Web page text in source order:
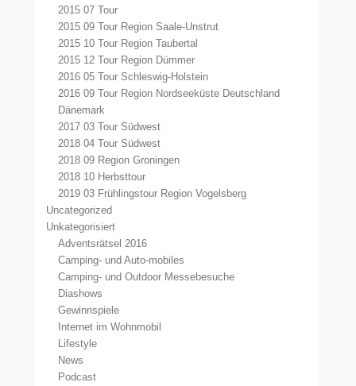
2015 07 Tour
2015 09 Tour Region Saale-Unstrut
2015 10 Tour Region Taubertal
2015 12 Tour Region Dümmer
2016 05 Tour Schleswig-Holstein
2016 09 Tour Region Nordseeküste Deutschland
Dänemark
2017 03 Tour Südwest
2018 04 Tour Südwest
2018 09 Region Groningen
2018 10 Herbsttour
2019 03 Frühlingstour Region Vogelsberg
Uncategorized
Unkategorisiert
Adventsrätsel 2016
Camping- und Auto-mobiles
Camping- und Outdoor Messebesuche
Diashows
Gewinnspiele
Internet im Wohnmobil
Lifestyle
News
Podcast